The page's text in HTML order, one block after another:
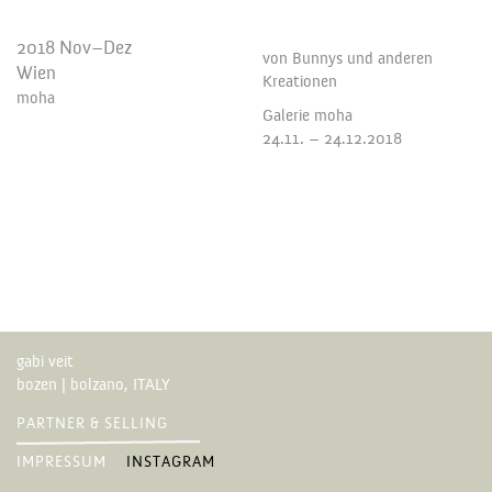
2018 Nov–Dez
Wien
moha
von Bunnys und anderen
Kreationen
Galerie moha
24.11. – 24.12.2018
gabi veit
bozen | bolzano, ITALY
PARTNER & SELLING
IMPRESSUM INSTAGRAM